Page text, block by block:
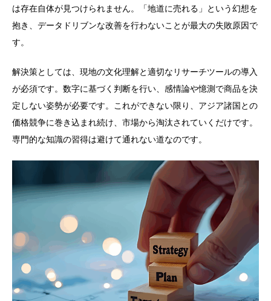
は存在自体が見つけられません。「地道に売れる」という幻想を
抱き、データドリブンな改善を行わないことが最大の失敗原因で
す。
解決策としては、現地の文化理解と適切なリサーチツールの導入
が必須です。数字に基づく判断を行い、感情論や憶測で商品を決
定しない姿勢が必要です。これができない限り、アジア諸国との
価格競争に巻き込まれ続け、市場から淘汰されていくだけです。
専門的な知識の習得は避けて通れない道なのです。